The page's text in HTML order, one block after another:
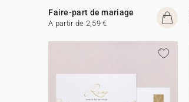
Faire-part de mariage
A partir de 2,59 €